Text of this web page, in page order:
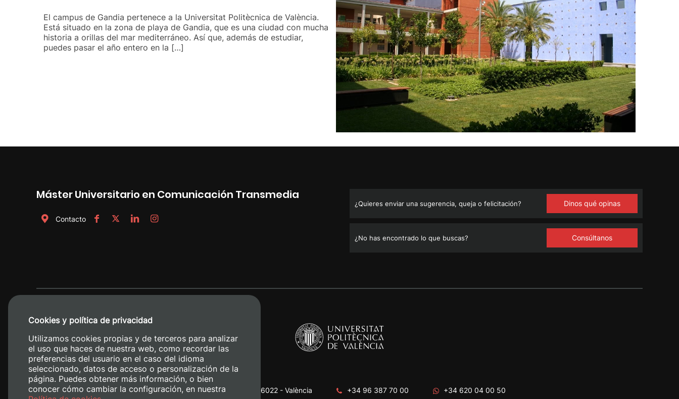
El campus de Gandia pertenece a la Universitat Politècnica de València.
Está situado en la zona de playa de Gandia, que es una ciudad con mucha
historia a orillas del mar mediterráneo. Así que, además de estudiar,
puedes pasar el año entero en la […]
Máster Universitario en Comunicación Transmedia
Contacto
¿Quieres enviar una sugerencia, queja o felicitación? Dinos qué opinas
¿No has encontrado lo que buscas? Consúltanos
Camino de Vera, s/n. 46022 - València +34 96 387 70 00 +34 620 04 00 50
Cookies y política de privacidad
Utilizamos cookies propias y de terceros para analizar
el uso que haces de nuestra web, como recordar las
preferencias del usuario en el caso del idioma
seleccionado, datos de acceso o personalización de la
página. Puedes obtener más información, o bien
conocer cómo cambiar la configuración, en nuestra